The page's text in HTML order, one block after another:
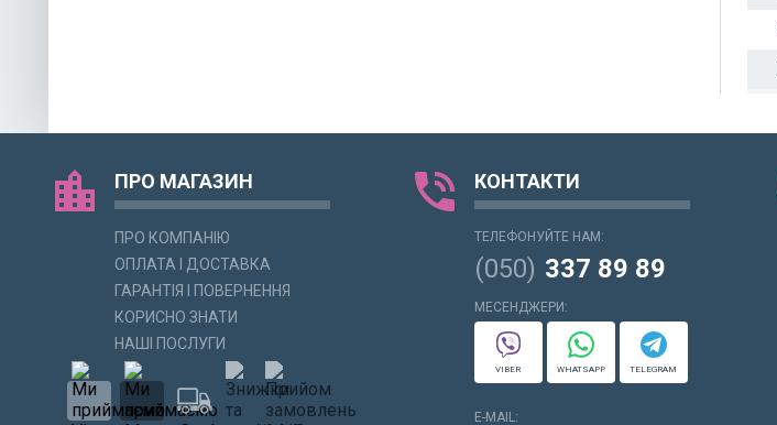
location_city ПРО МАГАЗИН
ПРО КОМПАНІЮ
ОПЛАТА І ДОСТАВКА
ГАРАНТІЯ І ПОВЕРНЕННЯ
КОРИСНО ЗНАТИ
НАШІ ПОСЛУГИ
phone_in_talk КОНТАКТИ
ТЕЛЕФОНУЙТЕ НАМ:
(050) 337 89 89
МЕСЕНДЖЕРИ:
VIBER WHATSAPP TELEGRAM
E-MAIL: